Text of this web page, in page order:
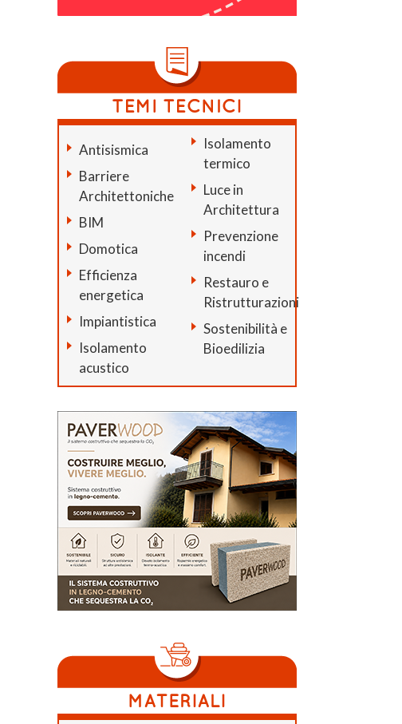
Antisismica
Barriere
Architettoniche
BIM
Domotica
Efficienza
energetica
Impiantistica
Isolamento
acustico
Isolamento
termico
Luce in
Architettura
Prevenzione
incendi
Restauro e
Ristrutturazioni
Sostenibilità e
Bioedilizia